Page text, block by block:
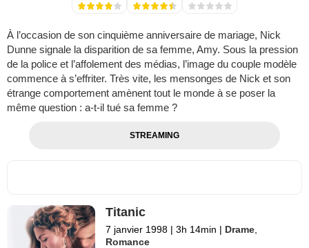
À l’occasion de son cinquième anniversaire de mariage, Nick
Dunne signale la disparition de sa femme, Amy. Sous la pression
de la police et l’affolement des médias, l’image du couple modèle
commence à s’effriter. Très vite, les mensonges de Nick et son
étrange comportement amènent tout le monde à se poser la
même question : a-t-il tué sa femme ?
STREAMING
Titanic
7 janvier 1998 | 3h 14min | Drame
Romance